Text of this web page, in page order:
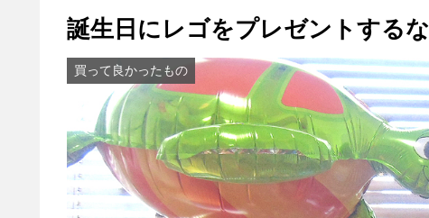
誕生日にレゴをプレゼントする
買って良かったもの